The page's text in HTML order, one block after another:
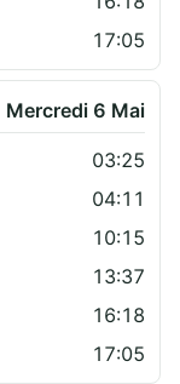
17:05
Mercredi 6 Mai
03:25
04:11
10:15
13:37
16:18
17:05